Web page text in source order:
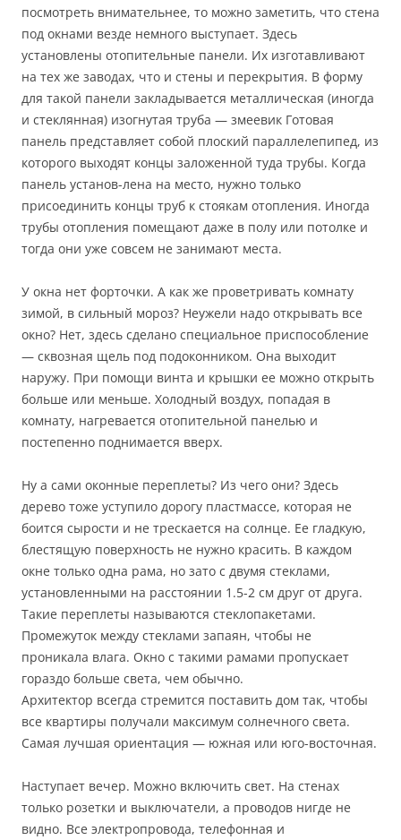
посмотреть внимательнее, то можно заметить, что стена
под окнами везде немного выступает. Здесь
установлены отопительные панели. Их изготавливают
на тех же заводах, что и стены и перекрытия. В форму
для такой панели закладывается металлическая (иногда
и стеклянная) изогнутая труба — змеевик Готовая
панель представляет собой плоский параллелепипед, из
которого выходят концы заложенной туда трубы. Когда
панель установ-лена на место, нужно только
присоединить концы труб к стоякам отопления. Иногда
трубы отопления помещают даже в полу или потолке и
тогда они уже совсем не занимают места.
У окна нет форточки. А как же проветривать комнату
зимой, в сильный мороз? Неужели надо открывать все
окно? Нет, здесь сделано специальное приспособление
— сквозная щель под подоконником. Она выходит
наружу. При помощи винта и крышки ее можно открыть
больше или меньше. Холодный воздух, попадая в
комнату, нагревается отопительной панелью и
постепенно поднимается вверх.
Ну а сами оконные переплеты? Из чего они? Здесь
дерево тоже уступило дорогу пластмассе, которая не
боится сырости и не трескается на солнце. Ее гладкую,
блестящую поверхность не нужно красить. В каждом
окне только одна рама, но зато с двумя стеклами,
установленными на расстоянии 1.5-2 см друг от друга.
Такие переплеты называются стеклопакетами.
Промежуток между стеклами запаян, чтобы не
проникала влага. Окно с такими рамами пропускает
гораздо больше света, чем обычно.
Архитектор всегда стремится поставить дом так, чтобы
все квартиры получали максимум солнечного света.
Самая лучшая ориентация — южная или юго-восточная.
Наступает вечер. Можно включить свет. На стенах
только розетки и выключатели, а проводов нигде не
видно. Все электропровода, телефонная и